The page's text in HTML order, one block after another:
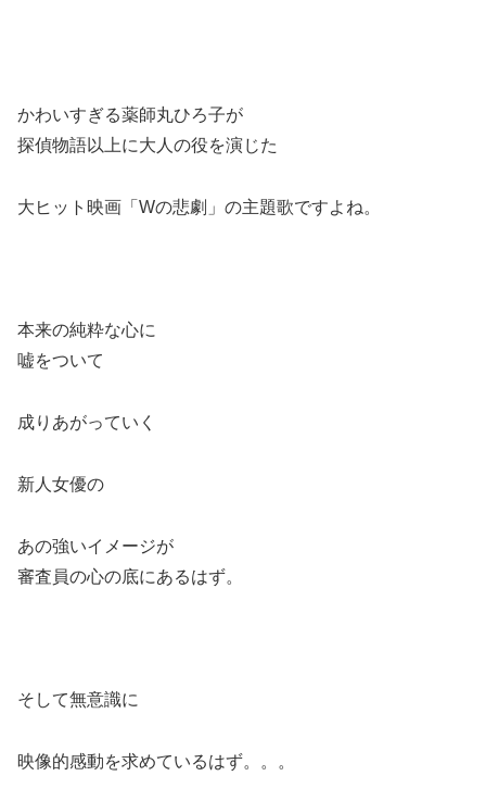
かわいすぎる薬師丸ひろ子が
探偵物語以上に大人の役を演じた
大ヒット映画「Wの悲劇」の主題歌ですよね。
本来の純粋な心に
嘘をついて
成りあがっていく
新人女優の
あの強いイメージが
審査員の心の底にあるはず。
そして無意識に
映像的感動を求めているはず。。。